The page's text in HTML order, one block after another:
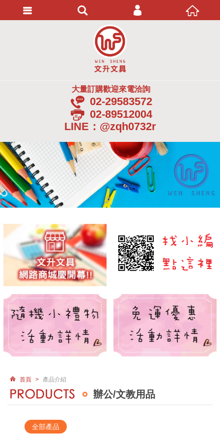
大量訂購歡迎來電洽詢
02-29583572
02-89512004
LINE：@zqh0732r
首頁 > 產品介紹
辦公/文教用品
全部產品
會員登入
忘記密碼
加入會員